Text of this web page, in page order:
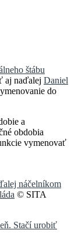
štábu
aj naďalej Daniel
do
a
obdobia
vymenovať
náčelníkom
© SITA
Stačí urobiť